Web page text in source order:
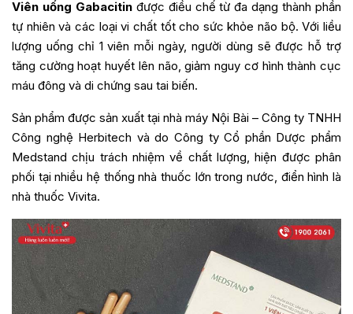
Viên uống Gabacitinđược điều chế từ đa dạng thành phần
tự nhiên và các loại vi chất tốt cho sức khỏe não bộ. Với liều
lượng uống chỉ 1 viên mỗi ngày, người dùng sẽ được hỗ trợ
tăng cường hoạt huyết lên não, giảm nguy cơ hình thành cục
máu đông và di chứng sau tai biến.
Sản phẩm được sản xuất tại nhà máy Nội Bài – Công ty TNHH
Công nghệ Herbitech và do Công ty Cổ phần Dược phẩm
Medstand chịu trách nhiệm về chất lượng, hiện được phân
phối tại nhiều hệ thống nhà thuốc lớn trong nước, điển hình là
nhà thuốc Vivita.